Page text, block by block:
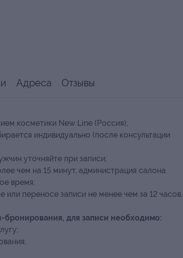
Адреса Отзывы
косметики New Line (Россия);
индивидуально (после консультации
уточняйте при записи;
чем на 15 минут, администрация салона
время;
переносе записи не менее чем за 12 часов.
бронирования, для записи необходимо: